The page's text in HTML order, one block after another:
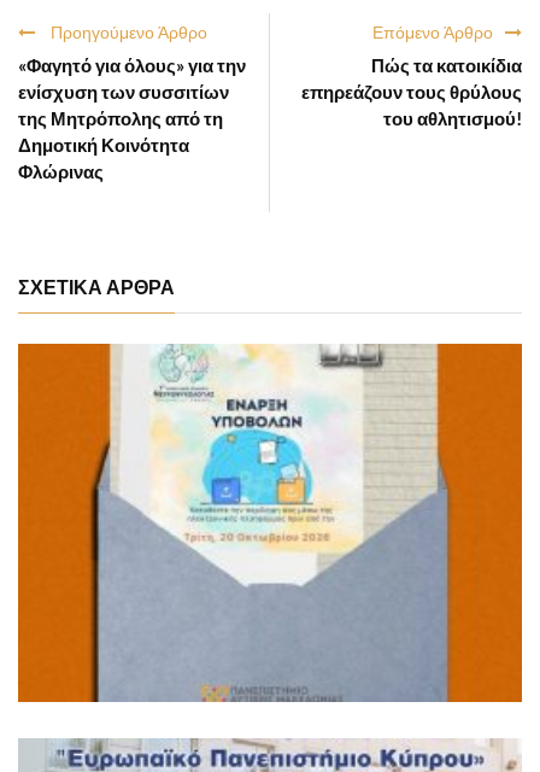
Επόμενο Άρθρο
Πώς τα κατοικίδια
επηρεάζουν τους θρύλους
του αθλητισμού!
Προηγούμενο Άρθρο
«Φαγητό για όλους» για την
ενίσχυση των συσσιτίων
της Μητρόπολης από τη
Δημοτική Κοινότητα
Φλώρινας
ΣΧΕΤΙΚΑ ΑΡΘΡΑ